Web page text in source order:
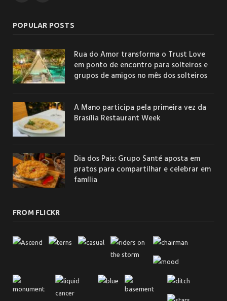
POPULAR POSTS
Rua do Amor transforma o Trust Love
em ponto de encontro para solteiros e
grupos de amigos no mês dos solteiros
A Mano participa pela primeira vez da
Brasília Restaurant Week
Dia dos Pais: Grupo Santé aposta em
pratos para compartilhar e celebrar em
família
FROM FLICKR